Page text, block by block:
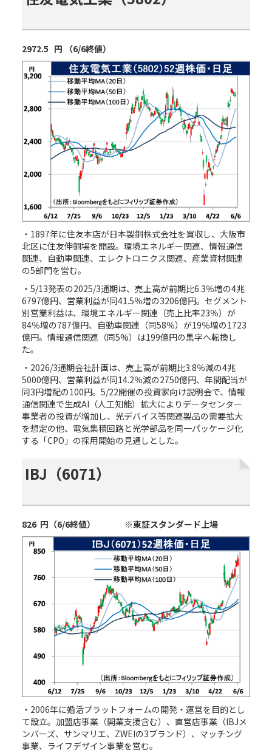
2972.5 円 （6/6終値）
・1897年に住友本店が日本製銅株式会社を買収し、大阪市
北区に住友伸銅場を開設。環境エネルギー関連、情報通信
関連、自動車関連、エレクトロニクス関連、産業資材関連
の5部門を営む。
・5/13発表の2025/3通期は、売上高が前期比6.3％増の4兆
6797億円、営業利益が同41.5％増の3206億円。セグメント
別営業利益は、環境エネルギー関連（売上比率23％）が
84％増の787億円、自動車関連（同58％）が19％増の1723
億円。情報通信関連（同5%）は199億円の黒字へ転換し
た。
・2026/3通期会社計画は、売上高が前期比3.8％減の4兆
5000億円、営業利益が同14.2％減の2750億円、年間配当が
同3円増配の100円。5/22開催の投資家向け説明会で、情報
通信関連で生成AI（人工知能）拡大によりデータセンター
事業者の投資が増加し、光デバイス等関連製品の需要拡大
を想定の他、電気集積回路と光学部品を同一パッケージ化
する「CPO」の採用開始の見通しとした。
IBJ （6071）
826 円（6/6終値） ※東証スタンダード上場
・2006年に婚活プラットフォームの開発・運営を目的とし
て設立。加盟店事業（開業支援含む）、直営店事業（IBJメ
ンバーズ、サンマリエ、ZWEIの3ブランド）、マッチング
事業、ライフデザイン事業を営む。